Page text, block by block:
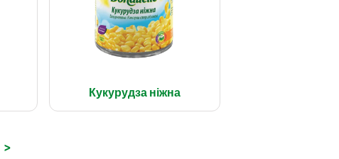
Кукурудза ніжна
>